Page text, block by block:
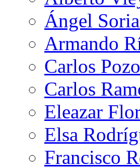
Ángel
Armando
Carlos
Carlos
Eleazar
Elsa
Francisco